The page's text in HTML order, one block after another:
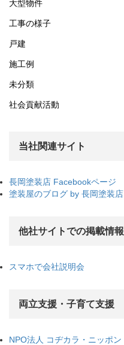
大型物件
工事の様子
戸建
施工例
未分類
社会貢献活動
当社関連サイト
長岡塗装店 Facebookページ
塗装屋のブログ by 長岡塗装店
他社サイトでの掲載情報
スマホで会社説明会
両立支援・子育て支援
NPO法人 コヂカラ・ニッポン